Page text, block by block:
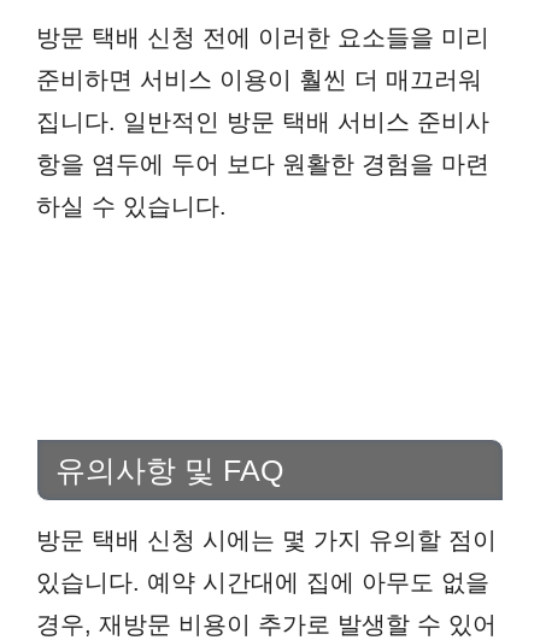
방문 택배 신청 전에 이러한 요소들을 미리
준비하면 서비스 이용이 훨씬 더 매끄러워
집니다. 일반적인 방문 택배 서비스 준비사
항을 염두에 두어 보다 원활한 경험을 마련
하실 수 있습니다.
유의사항 및 FAQ
방문 택배 신청 시에는 몇 가지 유의할 점이
있습니다. 예약 시간대에 집에 아무도 없을
경우, 재방문 비용이 추가로 발생할 수 있어